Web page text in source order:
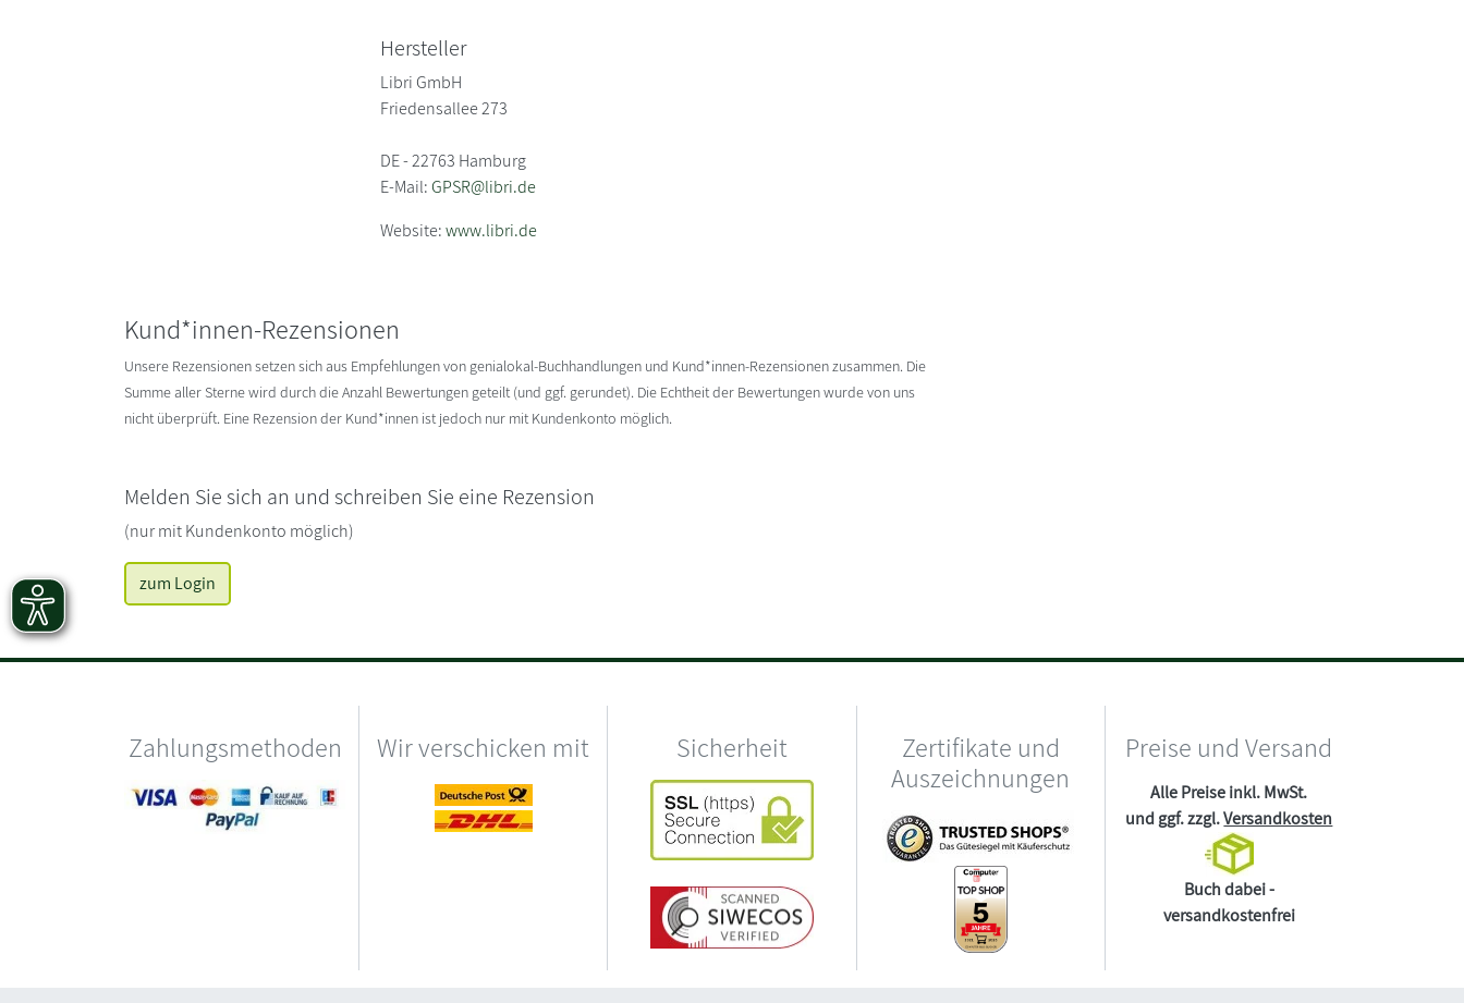
Hersteller
Libri GmbH
Friedensallee 273
DE - 22763 Hamburg
E-Mail:GPSR@libri.de
Website:www.libri.de
Kund*innen-Rezensionen
Unsere Rezensionen setzen sich aus Empfehlungen von genialokal-Buchhandlungen und Kund*innen-Rezensionen zusammen. Die
Summe aller Sterne wird durch die Anzahl Bewertungen geteilt (und ggf. gerundet). Die Echtheit der Bewertungen wurde von uns
nicht überprüft. Eine Rezension der Kund*innen ist jedoch nur mit Kundenkonto möglich.
Melden Sie sich an und schreiben Sie eine Rezension
(nur mit Kundenkonto möglich)
zum Login
Zahlungsmethoden Wir verschicken mit Sicherheit
Zertifikate und
Auszeichnungen
Preise und Versand
Alle Preise inkl. MwSt.
und ggf. zzgl.Versandkosten
Buch dabei -
versandkostenfrei